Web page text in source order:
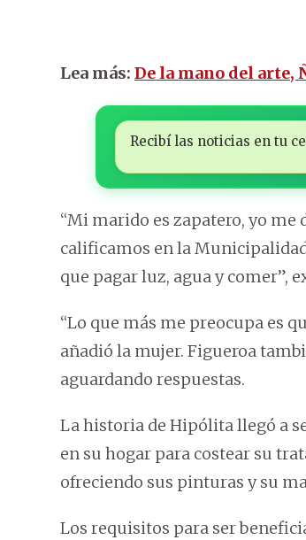
Lea más: De la mano del arte,
Recibí las noticias en tu
“Mi marido es zapatero, yo me
calificamos en la
que pagar luz, agua y comer”,
“Lo que más me preocupa es
añadió la mujer. Figueroa
aguardando respuestas.
La historia de Hipólita llegó a
en su hogar para costear su
ofreciendo sus pinturas y su
Los requisitos para ser